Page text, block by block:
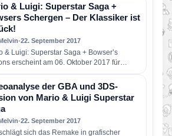
& Luigi: Superstar Saga +
Schergen – Der Klassiker ist
•22. September 2017
& Luigi: Superstar Saga + Bowser’s
erscheint am 06. Oktober 2017 für
3DS und 2DS!
der GBA und 3DS-
von Mario & Luigi Superstar
•22. September 2017
sich das Remake in grafischer